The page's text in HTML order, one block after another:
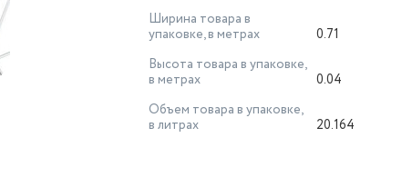
Ширина товара в
упаковке, в метрах
0.71
Высота товара в упаковке,
в метрах
0.04
Объем товара в упаковке,
в литрах
20.164